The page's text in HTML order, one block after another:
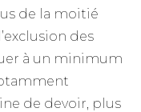
de la moitié
des
à un minimum
de devoir, plus